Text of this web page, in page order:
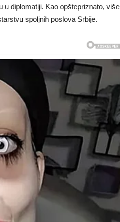
u diplomatiji. Kao opštepriznato, više
spoljnih poslova Srbije.